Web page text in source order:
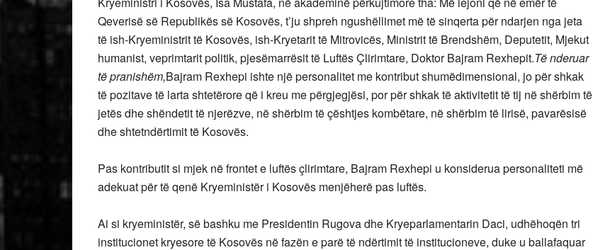
Qeverisë së Republikës së Kosovës, t’ju shpreh ngushëllimet më të sinqerta për ndarjen nga jeta
të ish-Kryeministrit të Kosovës, ish-Kryetarit të Mitrovicës, Ministrit të Brendshëm, Deputetit, Mjekut
humanist, veprimtarit politik, pjesëmarrësit të Luftës Çlirimtare, Doktor Bajram Rexhepit.Të nderuar
të pranishëm,Bajram Rexhepi ishte një personalitet me kontribut shumëdimensional, jo për shkak
të pozitave të larta shtetërore që i kreu me përgjegjësi, por për shkak të aktivitetit të tij në shërbim të
jetës dhe shëndetit të njerëzve, në shërbim të çështjes kombëtare, në shërbim të lirisë, pavarësisë
dhe shtetndërtimit të Kosovës.
Pas kontributit si mjek në frontet e luftës çlirimtare, Bajram Rexhepi u konsiderua personaliteti më
adekuat për të qenë Kryeministër i Kosovës menjëherë pas luftës.
Ai si kryeministër, së bashku me Presidentin Rugova dhe Kryeparlamentarin Daci, udhëhoqën tri
institucionet kryesore të Kosovës në fazën e parë të ndërtimit të institucioneve, duke u ballafaquar